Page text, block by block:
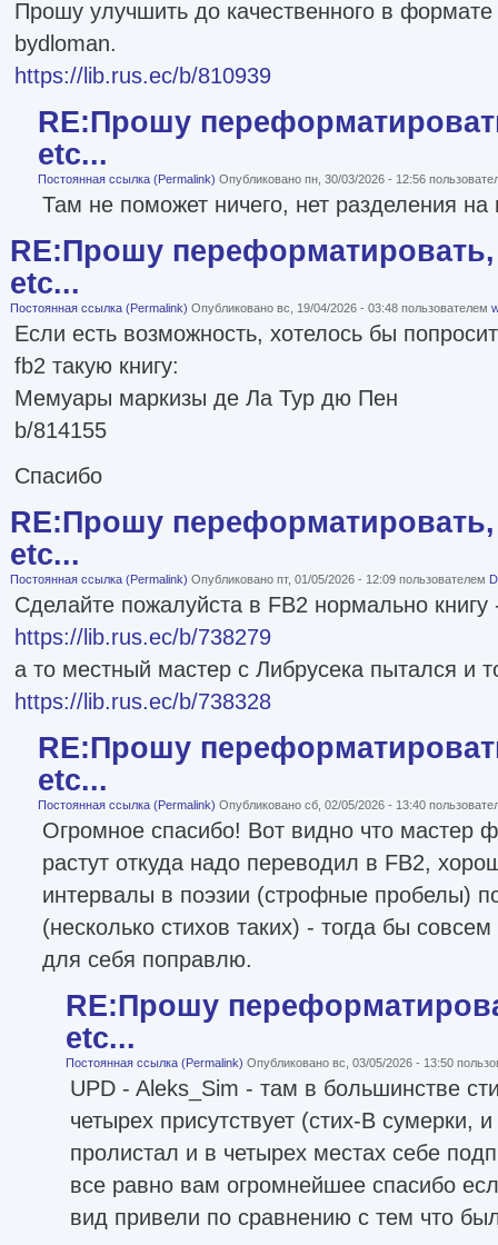
Прошу улучшить до качественного в
bydloman.
https://lib.rus.ec/b/810939
RE:Прошу
etc...
Постоянная ссылка (Permalink) Опубликовано пн, 30/03/2026 - 12:56
Там не поможет ничего, нет разделения на
RE:Прошу переформатировать,
etc...
Постоянная ссылка (Permalink) Опубликовано вс, 19/04/2026 - 03:48 пользователем
Если есть возможность, хотелось бы
fb2 такую книгу:
Мемуары маркизы де Ла Тур дю Пен
b/814155
Спасибо
RE:Прошу переформатировать,
etc...
Постоянная ссылка (Permalink) Опубликовано пт, 01/05/2026 - 12:09 пользователем
Сделайте пожалуйста в FB2 нормально книгу
https://lib.rus.ec/b/738279
а то местный мастер с Либрусека пытался и
https://lib.rus.ec/b/738328
RE:Прошу
etc...
Постоянная ссылка (Permalink) Опубликовано сб, 02/05/2026 - 13:40
Огромное спасибо! Вот видно что мастер
растут откуда надо переводил в FB2,
интервалы в поэзии (строфные пробелы)
(несколько стихов таких) - тогда бы
для себя поправлю.
RE:Прошу
etc...
Постоянная ссылка (Permalink) Опубликовано вс, 03/05/2026 - 13:50
UPD - Aleks_Sim - там в большинстве
четырех присутствует (стих-В сумерки,
пролистал и в четырех местах себе
все равно вам огромнейшее спасибо
вид привели по сравнению с тем что